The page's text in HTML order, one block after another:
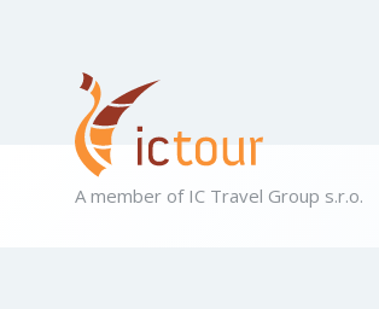
A member of IC Travel Group s.r.o.